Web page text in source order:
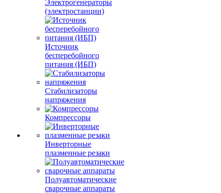
Электрогенераторы
(электростанции)
Источник
бесперебойного
питания (ИБП)
Стабилизаторы
напряжения
Компрессоры
Инверторные
плазменные резаки
Полуавтоматические
сварочные аппараты